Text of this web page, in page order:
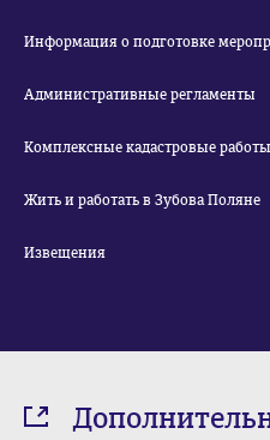
Информация о подготовке
Административные регламенты
Комплексные кадастровые работы
Жить и работать в Зубова Поляне
Извещения